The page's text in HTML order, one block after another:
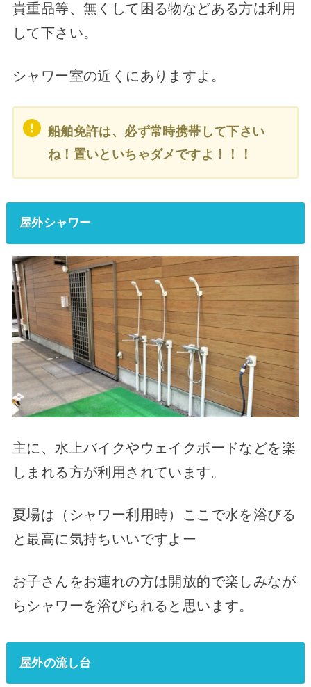
貴重品等、無くして困る物などある方は利用
して下さい。
シャワー室の近くにありますよ。
船舶免許は、必ず常時携帯して下さい
ね！置いといちゃダメですよ！！！
屋外シャワー
主に、水上バイクやウェイクボードなどを楽
しまれる方が利用されています。
夏場は（シャワー利用時）ここで水を浴びる
と最高に気持ちいいですよー
お子さんをお連れの方は開放的で楽しみなが
らシャワーを浴びられると思います。
屋外の流し台